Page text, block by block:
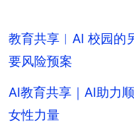
教育共享︱AI 校园的
要风险预案
AI教育共享｜AI助力
女性力量